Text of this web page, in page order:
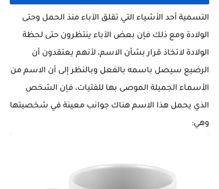
التسمية أحد الأشياء التي تقلق الآباء منذ الحمل وحتى
الولادة ومع ذلك فإن بعض الآباء ينتظرون حتى لحظة
الولادة لاتخاذ قرار بشأن الاسم، لأنهم يعتقدون أن
الرضيع سيصل باسمه بالفعل وبالنظر إلى أن الاسم من
الأسماء الجميلة الموصى بها للفتيات، فإن الشخص
الذي يحمل هذا الاسم هناك جوانب معينة في شخصيتها
وهي: